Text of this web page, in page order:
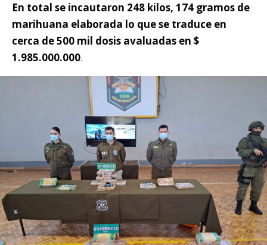
En total se incautaron 248 kilos, 174 gramos de
marihuana elaborada lo que se traduce en
cerca de 500 mil dosis avaluadas en $
1.985.000.000.